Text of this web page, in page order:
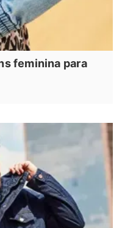
feminina para